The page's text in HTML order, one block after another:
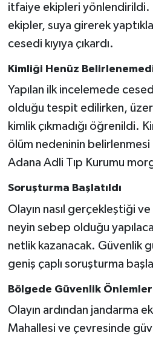
itfaiye ekipleri yönlendirildi.
ekipler, suya girerek
cesedi kıyıya çıkardı.
Kimliği Henüz
Yapılan ilk incelemede
olduğu tespit edilirken,
kimlik çıkmadığı öğrenildi.
ölüm nedeninin belirlenmesi
Adana Adli Tıp Kurumu
Soruşturma Başlatıldı
Olayın nasıl gerçekleştiği ve
neyin sebep olduğu
netlik kazanacak. Güvenlik
geniş çaplı soruşturma
Bölgede Güvenlik Önlemleri
Olayın ardından jandarma
Mahallesi ve çevresinde